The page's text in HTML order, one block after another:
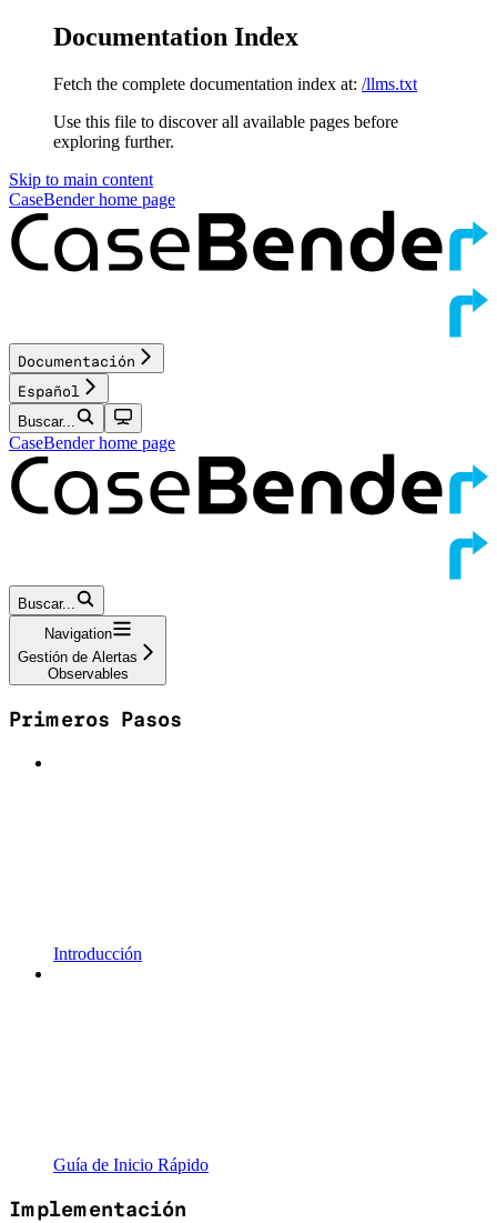
Documentation Index
Fetch the complete documentation index at: /llms.txt
Use this file to discover all available pages before
exploring further.
Skip to main content
CaseBenderhome page
Documentación
Español
Buscar...
CaseBenderhome page
Buscar...
Navigation
Gestión de Alertas
Observables
Primeros Pasos
Introducción
Guía de Inicio Rápido
Implementación